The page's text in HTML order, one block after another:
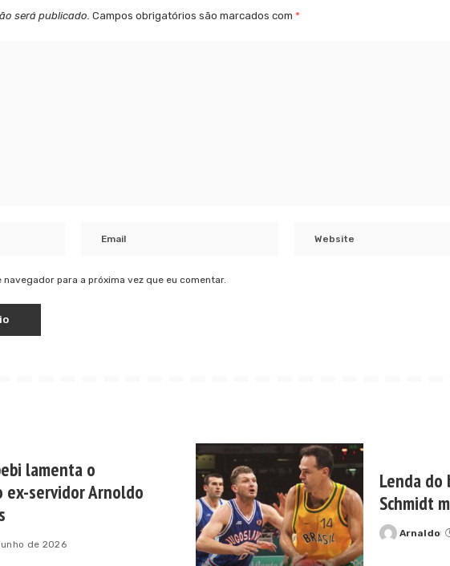
será publicado. Campos obrigatórios são marcados com *
para a próxima vez que eu comentar.
lamenta o
servidor Arnoldo
de 2026
Lenda do
Schmidt
Posted
Arnaldo